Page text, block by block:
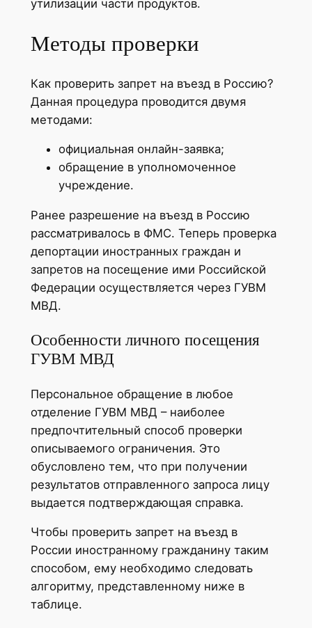
утилизации части продуктов.
Методы проверки
Как проверить запрет на въезд в Россию?
Данная процедура проводится двумя
методами:
официальная онлайн-заявка;
обращение в уполномоченное
учреждение.
Ранее разрешение на въезд в Россию
рассматривалось в ФМС. Теперь проверка
депортации иностранных граждан и
запретов на посещение ими Российской
Федерации осуществляется через ГУВМ
МВД.
Особенности личного посещения
ГУВМ МВД
Персональное обращение в любое
отделение ГУВМ МВД – наиболее
предпочтительный способ проверки
описываемого ограничения. Это
обусловлено тем, что при получении
результатов отправленного запроса лицу
выдается подтверждающая справка.
Чтобы проверить запрет на въезд в
России иностранному гражданину таким
способом, ему необходимо следовать
алгоритму, представленному ниже в
таблице.